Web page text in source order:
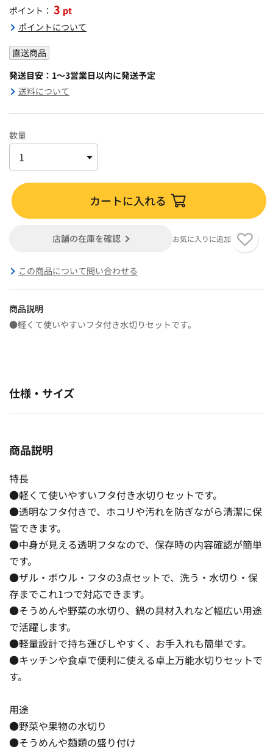
ポイント： 3 pt
ポイントについて
直送商品
発送目安：1～3営業日以内に発送予定
送料について
数量
カートに入れる
店舗の在庫を確認 お気に入りに追加
この商品について問い合わせる
商品説明
●軽くて使いやすいフタ付き水切りセットです。
仕様・サイズ
商品説明
特長
●軽くて使いやすいフタ付き水切りセットです。
●透明なフタ付きで、ホコリや汚れを防ぎながら清潔に保
管できます。
●中身が見える透明フタなので、保存時の内容確認が簡単
です。
●ザル・ボウル・フタの3点セットで、洗う・水切り・保
存までこれ1つで対応できます。
●そうめんや野菜の水切り、鍋の具材入れなど幅広い用途
で活躍します。
●軽量設計で持ち運びしやすく、お手入れも簡単です。
●キッチンや食卓で便利に使える卓上万能水切りセットで
す。
用途
●野菜や果物の水切り
●そうめんや麺類の盛り付け